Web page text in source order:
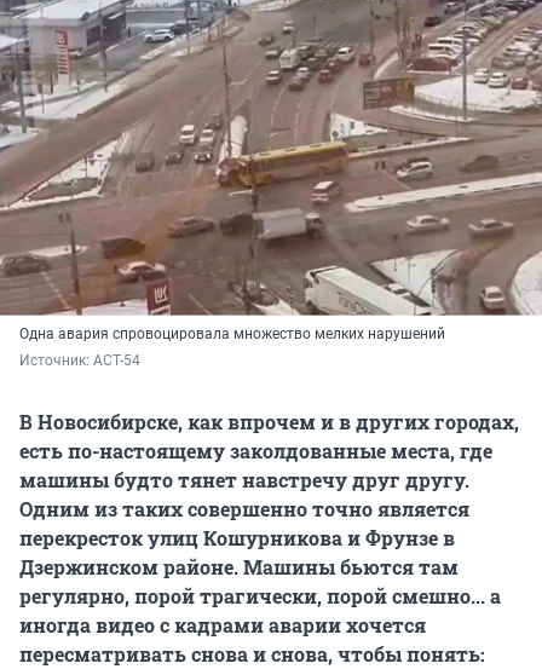
Одна авария спровоцировала множество мелких нарушений
Источник: АСТ-54
В Новосибирске, как впрочем и в других городах,
есть по-настоящему заколдованные места, где
машины будто тянет навстречу друг другу.
Одним из таких совершенно точно является
перекресток улиц Кошурникова и Фрунзе в
Дзержинском районе. Машины бьются там
регулярно, порой трагически, порой смешно... а
иногда видео с кадрами аварии хочется
пересматривать снова и снова, чтобы понять: